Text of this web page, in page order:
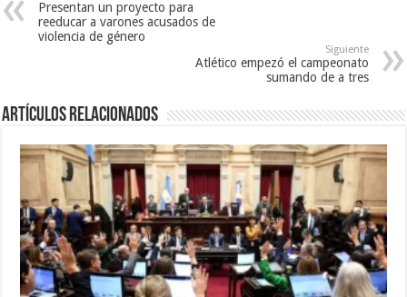
Presentan un proyecto para
reeducar a varones acusados de
violencia de género
Siguiente
Atlético empezó el campeonato
sumando de a tres
Artículos Relacionados